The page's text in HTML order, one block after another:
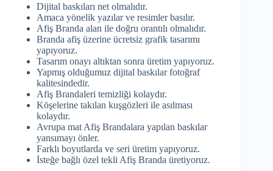
Dijital baskıları net olmalıdır.
Amaca yönelik yazılar ve resimler basılır.
Afiş Branda alan ile doğru orantılı olmalıdır.
Branda afiş üzerine ücretsiz grafik tasarımı
yapıyoruz.
Tasarım onayı altıktan sonra üretim yapıyoruz.
Yapmış olduğumuz dijital baskılar fotoğraf
kalitesindedir.
Afiş Brandaleri temizliği kolaydır.
Köşelerine takılan kuşgözleri ile asılması
kolaydır.
Avrupa mat Afiş Brandalara yapılan baskılar
yansımayı önler.
Farklı boyutlarda ve seri üretim yapıyoruz.
İsteğe bağlı özel tekli Afiş Branda üretiyoruz.